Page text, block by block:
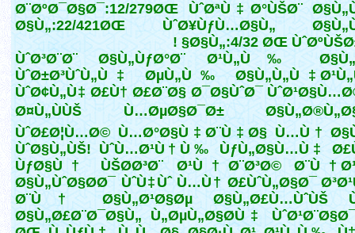
Ø¨ØºØ¯Ø§Ø¯:12/279ØŒ ÙˆØªÙ‡Ø°ÙŠØ¨
Ø§Ù„:22/421ØŒ ÙˆØ¥ÙƒÙ…Ø§Ù„
Ø§Ù„:4/32 ØŒ
ÙˆØ³Ø¨Ø¨ Ø§Ù„ÙƒØ°Ø¨ Ø¹Ù„Ù‰
ÙˆØ±Ø³ÙˆÙ„Ù‡ ØµÙ„Ù‰ Ø§Ù„Ù„Ù‡
ÙˆØ¢Ù„Ù‡ Ø£Ù† Ø£Ø¨Ø§ Ø¯Ø§ÙˆØ¯
Ø¤Ù„ÙÙŠ Ù…ØµØ§Ø¯Ø±
ÙˆØ£Ø¦Ù…Ø© Ù…Ø°Ø§Ù‡Ø¨Ù‡Ø§ Ù…Ù†
ÙˆØ§Ù„ÙŠ! ÙˆÙ…Ø¹Ù†Ù‰ ÙƒÙ„Ø§Ù…Ù‡
ÙƒØ§Ù† ÙŠØ­Ø³Ø¨ Ø¹Ù†Ø¨Ø³Ø© Ø¨Ù†
Ø§Ù„ÙˆØ§Ø­Ø¯ ÙˆÙ‡Ùˆ Ù…Ù† Ø£ÙˆÙ„Ø§Ø¯
Ø¨Ù† Ø§Ù„Ø¹Ø§Øµ Ø§Ù„Ø£Ù…ÙˆÙŠ
Ø§Ù„Ø£Ø¨Ø¯Ø§Ù„ Ù„ØµÙ„Ø§Ø­Ù‡